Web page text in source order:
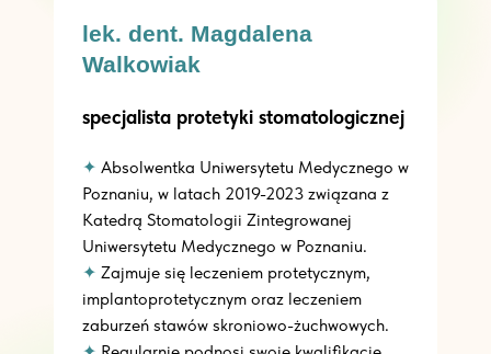
✦ Absolwentka Uniwersytetu Medycznego w
Poznaniu, w latach 2019-2023 związana z
Katedrą Stomatologii Zintegrowanej
Uniwersytetu Medycznego w Poznaniu.
✦ Zajmuje się leczeniem protetycznym,
implantoprotetycznym oraz leczeniem
zaburzeń stawów skroniowo-żuchwowych.
lek. dent. Magdalena
Walkowiak
specjalista protetyki stomatologicznej